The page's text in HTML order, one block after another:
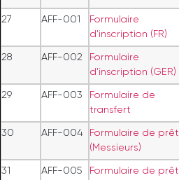
27 AFF-001
Formulaire
d'inscription (FR)
28 AFF-002
Formulaire
d'inscription (GER)
29 AFF-003
Formulaire de
transfert
30 AFF-004
Formulaire de prêt
(Messieurs)
31 AFF-005
Formulaire de prêt